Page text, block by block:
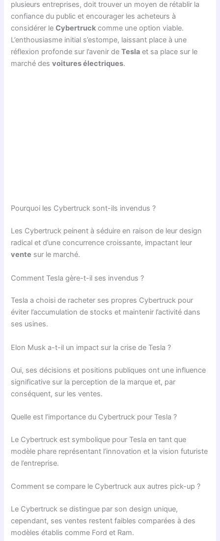
plusieurs entreprises, doit trouver un moyen de rétablir la
confiance du public et encourager les acheteurs à
considérer leCybertruck comme une option viable.
L’enthousiasme initial s’estompe, laissant place à une
réflexion profonde sur l’avenir deTesla et sa place sur le
marché desvoitures électriques.
Pourquoi les Cybertruck sont-ils invendus ?
Les Cybertruck peinent à séduire en raison de leur design
radical et d’une concurrence croissante, impactant leur
vente sur le marché.
Comment Tesla gère-t-il ses invendus ?
Tesla a choisi de racheter ses propres Cybertruck pour
éviter l’accumulation de stocks et maintenir l’activité dans
ses usines.
Elon Musk a-t-il un impact sur la crise de Tesla ?
Oui, ses décisions et positions publiques ont une influence
significative sur la perception de la marque et, par
conséquent, sur les ventes.
Quelle est l’importance du Cybertruck pour Tesla ?
Le Cybertruck est symbolique pour Tesla en tant que
modèle phare représentant l’innovation et la vision futuriste
de l’entreprise.
Comment se compare le Cybertruck aux autres pick-up ?
Le Cybertruck se distingue par son design unique,
cependant, ses ventes restent faibles comparées à des
modèles établis comme Ford et Ram.